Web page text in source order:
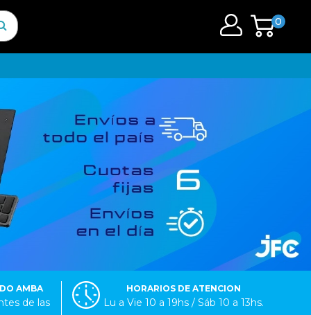
0
AMBA
de las
HORARIOS DE ATENCION
Lu a Vie 10 a 19hs / Sáb 10 a 13hs.